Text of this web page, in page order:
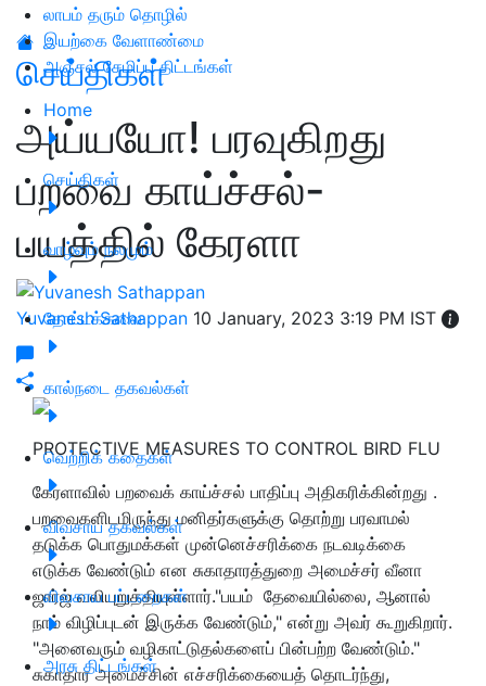
லாபம் தரும் தொழில்
இயற்கை வேளாண்மை
அஞ்சல் சேமிப்பு திட்டங்கள்
Home
செய்திகள்
வாழ்வும் நலமும்
தோட்டக்கலை
கால்நடை தகவல்கள்
வெற்றிக் கதைகள்
விவசாய தகவல்கள்
விவசாய பட்டறைகள்
அரசு திட்டங்கள்
செய்திகள்
அய்யயோ! பரவுகிறது
பறவை காய்ச்சல்-
பயத்தில் கேரளா
Yuvanesh Sathappan 10 January, 2023 3:19 PM IST
PROTECTIVE MEASURES TO CONTROL BIRD FLU
கேரளாவில் பறவைக் காய்ச்சல் பாதிப்பு அதிகரிக்கின்றது .
பறவைகளிடமிருந்து மனிதர்களுக்கு தொற்று பரவாமல்
தடுக்க பொதுமக்கள் முன்னெச்சரிக்கை நடவடிக்கை
எடுக்க வேண்டும் என சுகாதாரத்துறை அமைச்சர் வீனா
ஜார்ஜ் வலியுறுத்தியுள்ளார்."பயம் தேவையில்லை, ஆனால்
நாம் விழிப்புடன் இருக்க வேண்டும்," என்று அவர் கூறுகிறார்.
"அனைவரும் வழிகாட்டுதல்களைப் பின்பற்ற வேண்டும்."
சுகாதார அமைச்சின் எச்சரிக்கையைத் தொடர்ந்து,